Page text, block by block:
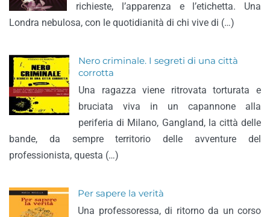
richieste, l’apparenza e l’etichetta. Una
Londra nebulosa, con le quotidianità di chi vive di (…)
Nero criminale. I segreti di una città
corrotta
Una ragazza viene ritrovata torturata e
bruciata viva in un capannone alla
periferia di Milano, Gangland, la città delle
bande, da sempre territorio delle avventure del
professionista, questa (…)
Per sapere la verità
Una professoressa, di ritorno da un corso